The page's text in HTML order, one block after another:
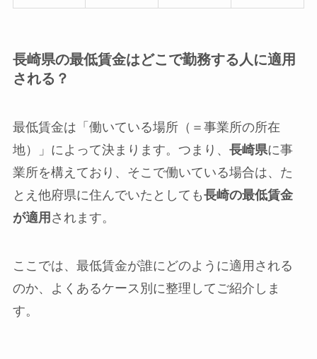
長崎県の最低賃金はどこで勤務する人に適用
される？
最低賃金は「働いている場所（＝事業所の所在
地）」によって決まります。つまり、 長崎県に事
業所を構えており、そこで働いている場合は、た
とえ他府県に住んでいたとしても長崎の最低賃金
が適用 されます。
ここでは、最低賃金が誰にどのように適用される
のか、よくあるケース別に整理してご紹介しま
す。